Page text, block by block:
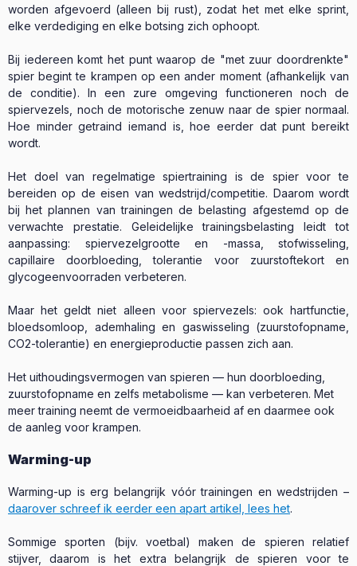
worden afgevoerd (alleen bij rust), zodat het met elke sprint,
elke verdediging en elke botsing zich ophoopt.
Bij iedereen komt het punt waarop de "met zuur doordrenkte"
spier begint te krampen op een ander moment (afhankelijk van
de conditie). In een zure omgeving functioneren noch de
spiervezels, noch de motorische zenuw naar de spier normaal.
Hoe minder getraind iemand is, hoe eerder dat punt bereikt
wordt.
Het doel van regelmatige spiertraining is de spier voor te
bereiden op de eisen van wedstrijd/competitie. Daarom wordt
bij het plannen van trainingen de belasting afgestemd op de
verwachte prestatie. Geleidelijke trainingsbelasting leidt tot
aanpassing: spiervezelgrootte en -massa, stofwisseling,
capillaire doorbloeding, tolerantie voor zuurstoftekort en
glycogeenvoorraden verbeteren.
Maar het geldt niet alleen voor spiervezels: ook hartfunctie,
bloedsomloop, ademhaling en gaswisseling (zuurstofopname,
CO2-tolerantie) en energieproductie passen zich aan.
Het uithoudingsvermogen van spieren — hun doorbloeding,
zuurstofopname en zelfs metabolisme — kan verbeteren. Met
meer training neemt de vermoeidbaarheid af en daarmee ook
de aanleg voor krampen.
Warming-up
Warming-up is erg belangrijk vóór trainingen en wedstrijden –
daarover schreef ik eerder een apart artikel, lees het.
Sommige sporten (bijv. voetbal) maken de spieren relatief
stijver, daarom is het extra belangrijk de spieren voor te